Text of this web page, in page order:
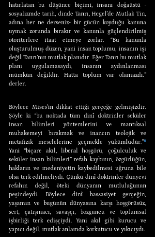
hatırlatan bu düşünce biçimi, insanı doğaüstü -
sosyalizmde tarih, dinde Tanrı, Hegel’de Mutlak Tin,
adına her ne derseniz- bir gücün koyduğu kanuna
uymak zorunda bırakır ve kanunla güçlendirilmiş
otoriterlere itaat etmeye zorlar. “Bu kanunla
oluşturulmuş düzen, yani insan toplumu, insanın işi
değil Tanrı’nın mutlak planıdır. Eğer Tanrı bu mutlak
planı uygulamasaydı, insanın aydınlanması
mümkün değildir. Hatta toplum var olamazdı.”
derler.
Böylece Mises’in dikkat ettiği gerçeğe gelmişizdir.
Şöyle ki “bu noktada tüm dinî doktrinler seküler
insan bilimleri yöntemlerini ve mantıksal
muhakemeyi bırakmak ve inancın teolojik ve
metafizik meselelerine geçmekle yükümlüdür.”⁸
Yani “biçare akıl, liberal hoşgörü, çoğulculuk ve
seküler insan bilimleri” refah kaybının, özgürlüğün,
hakların ve medeniyetin kaybedilmesi uğruna bile
olsa terk edilmeliydi. Çünkü dinî doktrinler dünyevi
refahın değil, öteki dünyanın mutluluğunun
peşindeydi. Böylece dinî hassasiyet gerçeğin,
yaşamın ve bugünün dünyasına karşı hoşgörüsüz,
sert, çatışmacı, savaşçı, bozguncu ve toplumsal
işbirliği terk edişçiydi. Yani akıl gibi kurucu ve
yapıcı değil, mutlak anlamda korkutucu ve yıkıcıydı.